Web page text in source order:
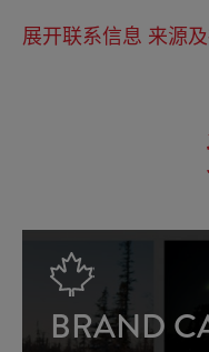
展开联系信息 来源
BRAND